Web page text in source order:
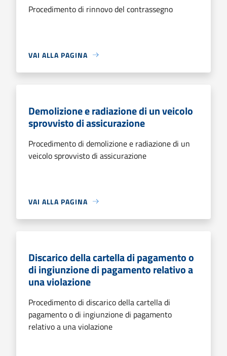
Procedimento di rinnovo del contrassegno
VAI ALLA PAGINA
Demolizione e radiazione di un veicolo
sprovvisto di assicurazione
Procedimento di demolizione e radiazione di un
veicolo sprovvisto di assicurazione
VAI ALLA PAGINA
Discarico della cartella di pagamento o
di ingiunzione di pagamento relativo a
una violazione
Procedimento di discarico della cartella di
pagamento o di ingiunzione di pagamento
relativo a una violazione